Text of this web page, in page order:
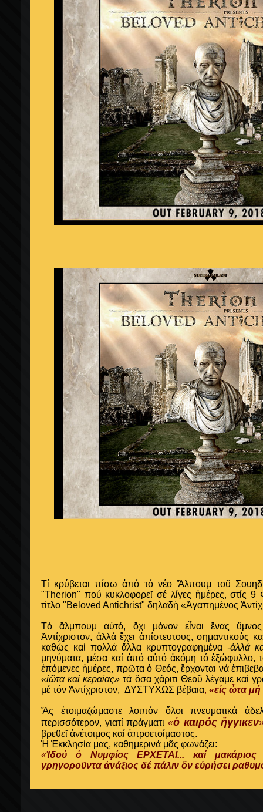
Τί κρύβεται πίσω ἀπό τό νέο Ἄλπουμ τοῦ
"Therion" πού κυκλοφορεῖ σέ λίγες ἡμέρες, στίς 9
τίτλο "Beloved Antichrist" δηλαδὴ «Ἀγαπημένος
Τὸ ἄλμπουμ αὐτό, ὄχι μόνον εἶναι ἕνας
Ἀντίχριστον, ἀλλά ἔχει ἀπίστευτους, σημαντικούς
καθώς καί πολλά ἄλλα κρυπτογραφημένα -ἀλλά
μηνύματα, μέσα καί ἀπό αὐτό ἀκόμη τό ἐξώφυλλο,
ἑπόμενες ἡμέρες, πρῶτα ὁ Θεός, ἔρχονται νά
«ἰῶτα καί κεραίας»τά ὅσα χάριτι Θεοῦ λέγαμε καί
μέ τόν Ἀντίχριστον, ΔΥΣΤΥΧΩΣ βέβαια, «εἰς ὦταμή
Ἄς ἑτοιμαζώμαστε λοιπόν ὅλοι πνευματικά
περισσότερον, γιατί πράγματι «ὁ καιρός ἤγγικεν
βρεθεῖ ἀνέτοιμος καί ἀπροετοίμαστος.
Ἡ Ἐκκλησία μας, καθημερινά μᾶς φωνάζει:
«Ἰδού ὁ Νυμφίος ΕΡΧΕΤΑΙ... καί
γρηγοροῦντα ἀνάξιος δέ πάλιν ὅν εὑρήσει